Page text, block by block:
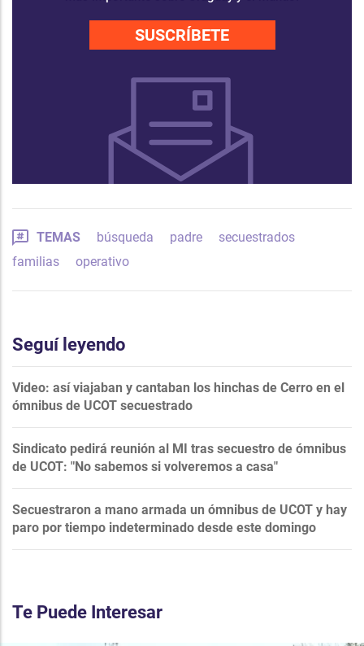
SUSCRÍBETE
TEMAS búsqueda padre
secuestrados
familias
operativo
Seguí leyendo
Video: así viajaban y cantaban los hinchas de Cerro en el
ómnibus de UCOT secuestrado
Sindicato pedirá reunión al MI tras secuestro de ómnibus
de UCOT: "No sabemos si volveremos a casa"
Secuestraron a mano armada un ómnibus de UCOT y hay
paro por tiempo indeterminado desde este domingo
Te Puede Interesar